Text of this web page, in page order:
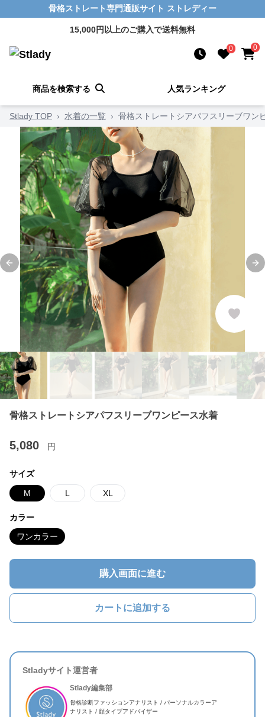
骨格ストレート専門通販サイト ストレディー
15,000円以上のご購入で送料無料
0 0
商品を検索する 人気ランキング
Stlady TOP › 水着の一覧 › 骨格ストレートシアパフスリーブワン
Previous slide
骨格ストレートシアパフスリーブワンピース水着
5,080 円
サイズ
M L XL
カラー
ワンカラー
購入画面に進む
カートに追加する
Stladyサイト運営者
Stlady編集部
骨格診断ファッションアナリスト / パーソナルカラーア
ナリスト / 顔タイプアドバイザー